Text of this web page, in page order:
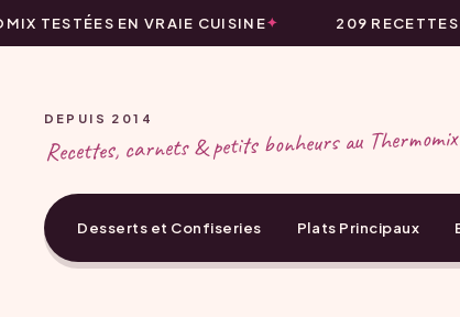
TESTÉES EN VRAIE CUISINE 209 RECETTES
DEPUIS 2014
Recettes, carnets & petits bonheurs au Thermomix
Desserts et Confiseries Plats Principaux